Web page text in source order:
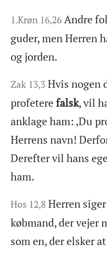
1.Krøn 16,26 Andre
guder, men Herren
og jorden.
Zak 13,3 Hvis nogen
profeterefalsk, vil
anklage ham: ‚Du
Herrens navn!
Derefter vil hans
ham.
Hos 12,8 Herren
købmand, der vejer
som en, der elsker